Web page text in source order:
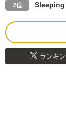
2位
ランキ